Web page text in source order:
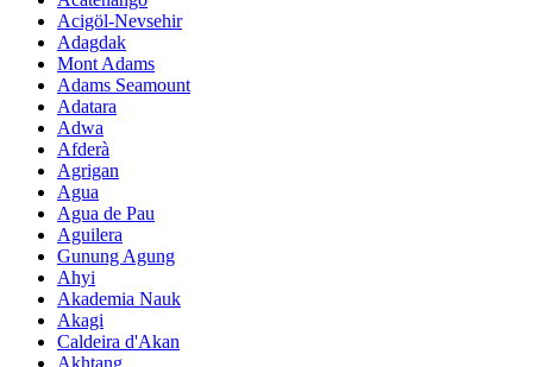
Acigöl-Nevsehir
Adagdak
Mont Adams
Adams Seamount
Adatara
Adwa
Afderà
Agrigan
Agua
Agua de Pau
Aguilera
Gunung Agung
Ahyi
Akademia Nauk
Akagi
Caldeira d'Akan
Akhtang